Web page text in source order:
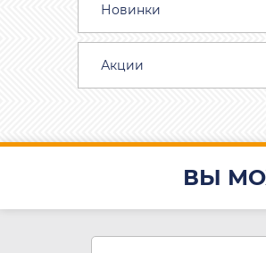
Новинки
Акции
ВЫ